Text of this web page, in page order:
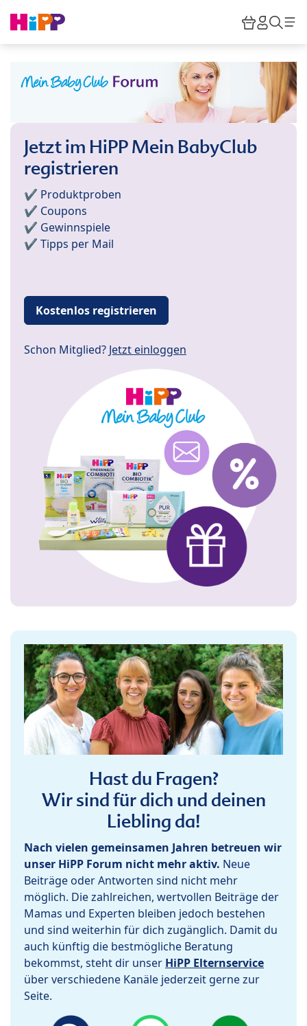
HiPP
Jetzt im HiPP Mein BabyClub
registrieren
✔️ Produktproben
✔️ Coupons
✔️ Gewinnspiele
✔️ Tipps per Mail
Kostenlos registrieren
Schon Mitglied? Jetzt einloggen
Hast du Fragen?
Wir sind für dich und deinen
Liebling da!
Nach vielen gemeinsamen Jahren betreuen wir
unser HiPP Forum nicht mehr aktiv. Neue
Beiträge oder Antworten sind nicht mehr
möglich. Die zahlreichen, wertvollen Beiträge der
Mamas und Experten bleiben jedoch bestehen
und sind weiterhin für dich zugänglich. Damit du
auch künftig die bestmögliche Beratung
bekommst, steht dir unser HiPP Elternservice
über verschiedene Kanäle jederzeit gerne zur
Seite.